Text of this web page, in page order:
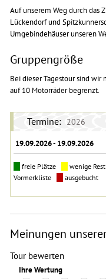
Auf unserem Weg durch das
Lückendorf und
Umgebindehäuser unseren
Gruppengröße
Bei dieser Tagestour sind wir
auf 10 Motorräder begrenzt.
Termine: 2026
19.09.2026 - 19.09.2026
freie Plätze wenige
Vormerkliste
ausgebucht
Meinungen
Tour bewerten
Ihre Wertung